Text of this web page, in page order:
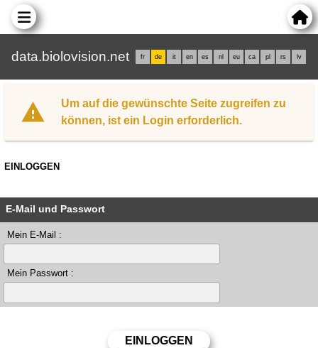
data.biolovision.net fr de it en es nl eu ca pl rs lv
Um auf die gewünschte Seite zugreifen zu
können, ist ein Login erforderlich.
EINLOGGEN
E-Mail und Passwort
Mein E-Mail :
Mein Passwort :